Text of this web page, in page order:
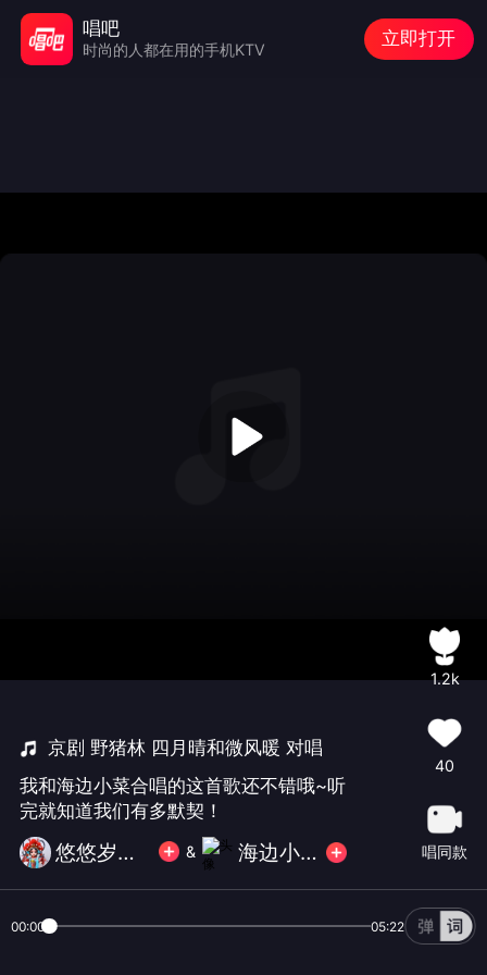
京剧 野猪林 四月晴和微风暖 对唱
我和海边小菜合唱的这首歌还不错哦~听
完就知道我们有多默契！
悠悠岁月523 & 海边小菜
1.2k
40
唱同款
00:00 05:22
唱吧
时尚的人都在用的手机KTV
立即打开